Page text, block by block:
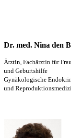
Dr. med. Nina den
Ärztin, Fachärztin für
und Geburtshilfe
Gynäkologische
und